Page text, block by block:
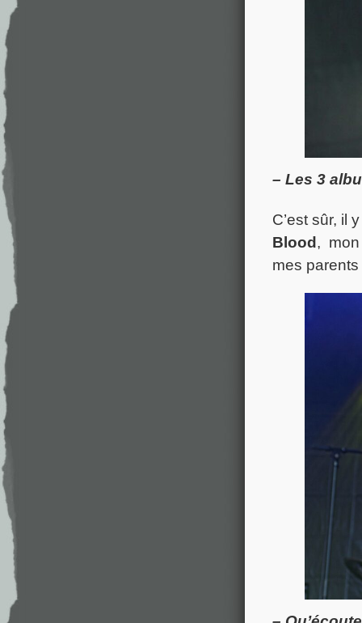
– Les 3
C’est sûr, il
Blood, mon
mes